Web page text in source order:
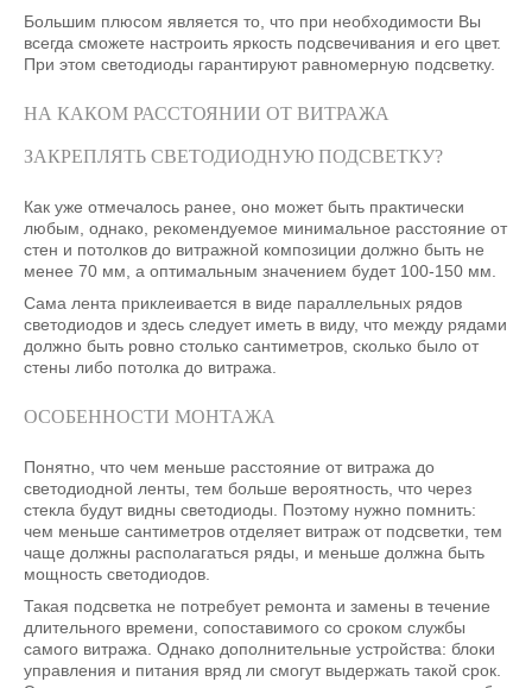
Большим плюсом является то, что при необходимости Вы
всегда сможете настроить яркость подсвечивания и его цвет.
При этом светодиоды гарантируют равномерную подсветку.
НА КАКОМ РАССТОЯНИИ ОТ ВИТРАЖА
ЗАКРЕПЛЯТЬ СВЕТОДИОДНУЮ ПОДСВЕТКУ?
Как уже отмечалось ранее, оно может быть практически
любым, однако, рекомендуемое минимальное расстояние от
стен и потолков до витражной композиции должно быть не
менее 70 мм, а оптимальным значением будет 100-150 мм.
Сама лента приклеивается в виде параллельных рядов
светодиодов и здесь следует иметь в виду, что между рядами
должно быть ровно столько сантиметров, сколько было от
стены либо потолка до витража.
ОСОБЕННОСТИ МОНТАЖА
Понятно, что чем меньше расстояние от витража до
светодиодной ленты, тем больше вероятность, что через
стекла будут видны светодиоды. Поэтому нужно помнить:
чем меньше сантиметров отделяет витраж от подсветки, тем
чаще должны располагаться ряды, и меньше должна быть
мощность светодиодов.
Такая подсветка не потребует ремонта и замены в течение
длительного времени, сопоставимого со сроком службы
самого витража. Однако дополнительные устройства: блоки
управления и питания вряд ли смогут выдержать такой срок.